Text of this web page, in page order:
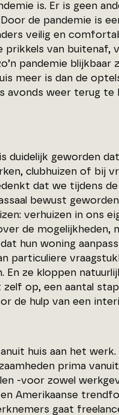
is. Er is geen
de pandemie is
veilig en
van buitenaf,
pandemie blijkbaar
meer is dan de
avonds weer terug te
duidelijk geworden
clubhuizen of bij
dat we tijdens
bewust
verhuizen in ons
de mogelijkheden,
hun woning
particuliere
ze kloppen
op, een aantal
de hulp van een
huis aan het
prima
-voor zowel
Amerikaanse
gaat